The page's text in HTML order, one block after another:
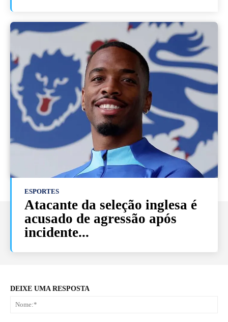
ESPORTES
Atacante da seleção inglesa é
acusado de agressão após
incidente...
DEIXE UMA RESPOSTA